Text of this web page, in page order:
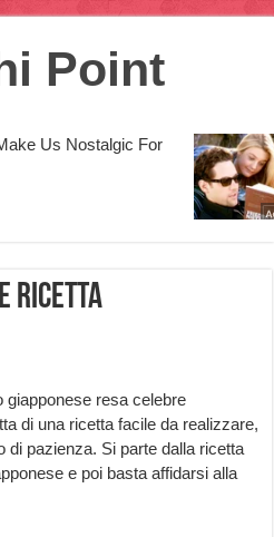
ricetta
giapponese resa celebre
di una ricetta facile da realizzare,
di pazienza. Si parte dalla ricetta
e poi basta affidarsi alla